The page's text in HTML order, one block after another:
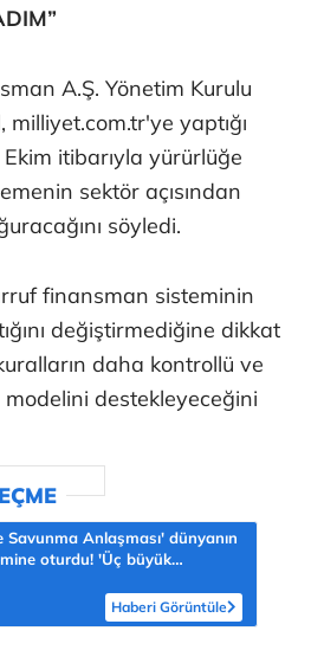
A.Ş. Yönetim Kurulu
milliyet.com.tr'ye yaptığı
itibarıyla yürürlüğe
sektör açısından
söyledi.
finansman sisteminin
değiştirmediğine dikkat
daha kontrollü ve
destekleyeceğini
Savunma Anlaşması' dünyanın
oturdu! 'Üç büyük
Haberi Görüntüle